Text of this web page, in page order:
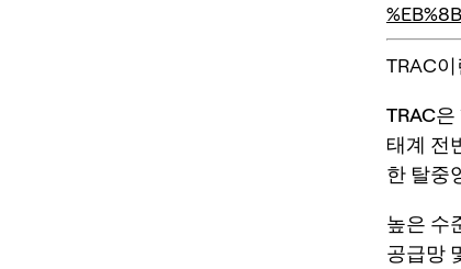
TRAC
TRAC은
태계 전
한 탈중
높은 수
공급망